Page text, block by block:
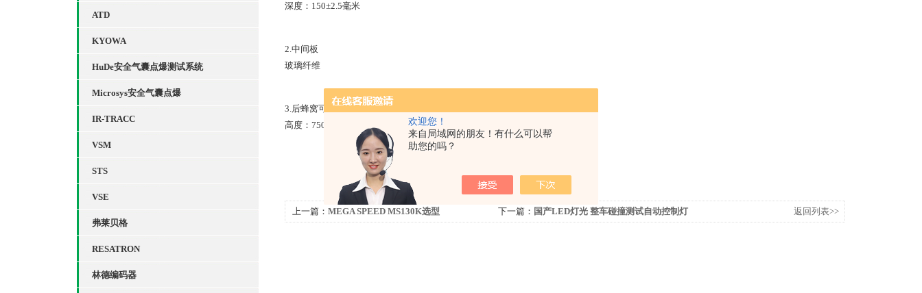
欢迎您！
来自局域网的朋友！有什么可以帮
助您的吗？
ATD
KYOWA
HuDe安全气囊点爆测试系统
Microsys安全气囊点爆
IR-TRACC
VSM
STS
VSE
弗莱贝格
RESATRON
林德编码器
深度：150±2.5毫米
2.中间板
玻璃纤维
3.后蜂窝可变形核心
高度：750±2.5毫米
上一篇： MEGA SPEED MS130K选型 下一篇： 国产LED灯光 整车碰撞测试自动控制灯
返回列表>>